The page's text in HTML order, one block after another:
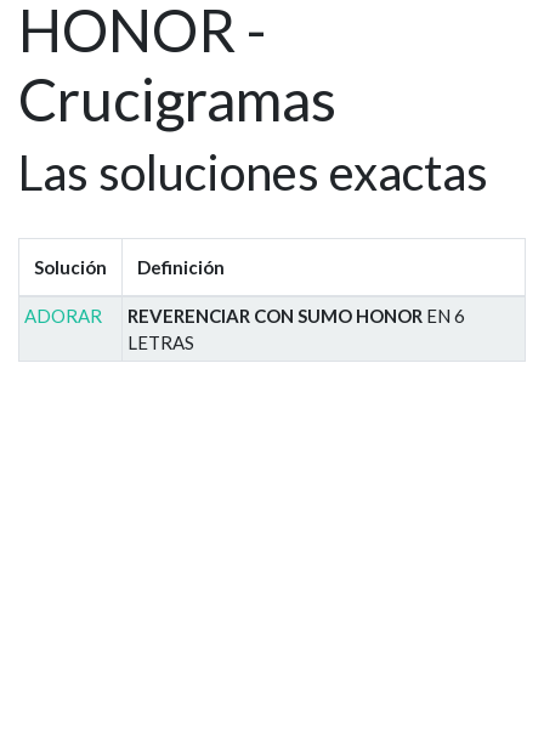
HONOR -
Crucigramas
Las soluciones exactas
Solución Definición
ADORAR REVERENCIAR CON SUMO HONOR EN 6
LETRAS